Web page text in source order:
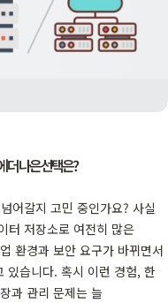
더 나은 선택은?
어갈지 고민 중인가요? 사실
터 저장소로 여전히 많은
환경과 보안 요구가 바뀌면서
있습니다. 혹시 이런 경험, 한
과 관리 문제는 늘